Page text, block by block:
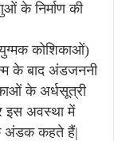
के निर्माण की
कोशिकाओं)
के बाद अंडजननी
के अर्धसूत्री
इस अवस्था में
अंडक कहते हैं|